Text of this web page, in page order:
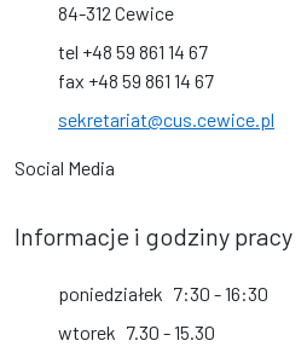
84-312 Cewice
tel +48 59 861 14 67
fax +48 59 861 14 67
sekretariat@cus.cewice.pl
Social Media
Informacje i godziny pracy
poniedziałek 7:30 - 16:30
wtorek 7.30 - 15.30